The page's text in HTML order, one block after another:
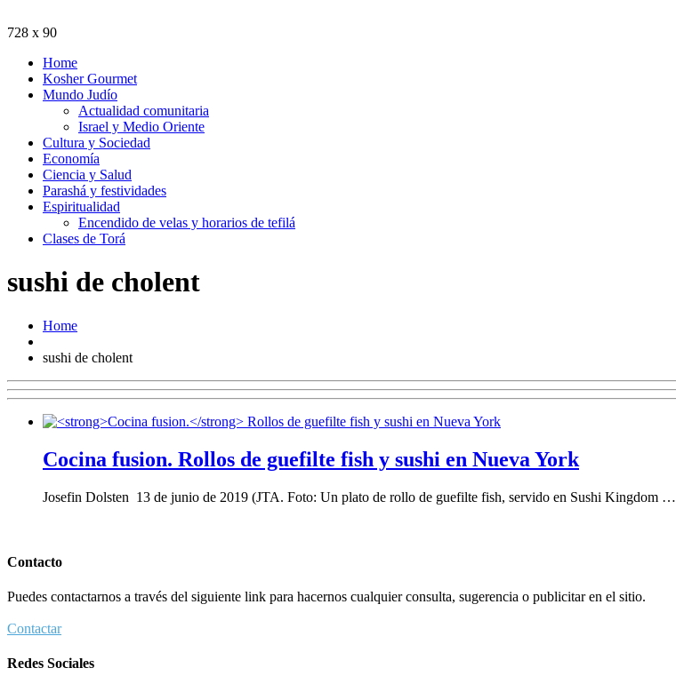
728 x 90
Home
Kosher Gourmet
Mundo Judío
Actualidad comunitaria
Israel y Medio Oriente
Cultura y Sociedad
Economía
Ciencia y Salud
Parashá y festividades
Espiritualidad
Encendido de velas y horarios de tefilá
Clases de Torá
sushi de cholent
Home
sushi de cholent
Cocina fusion. Rollos de guefilte fish y sushi en Nueva York
Josefin Dolsten 13 de junio de 2019 (JTA. Foto: Un plato de rollo de guefilte fish, servido en Sushi Kingdom …
Contacto
Puedes contactarnos a través del siguiente link para hacernos cualquier consulta, sugerencia o publicitar en el sitio.
Contactar
Redes Sociales